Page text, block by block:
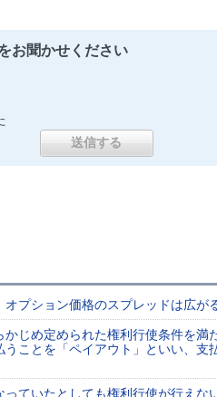
お聞かせください
プション価格のスプレッドは広が
じめ定められた権利行使条件を満
ことを「ペイアウト」といい、支
ていたとしても権利行使が行えな